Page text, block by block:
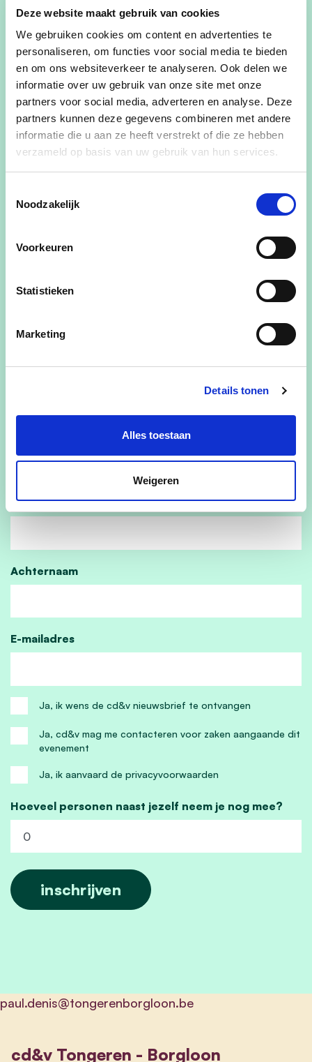
Deze website maakt gebruik van cookies
We gebruiken cookies om content en advertenties te
personaliseren, om functies voor social media te bieden
en om ons websiteverkeer te analyseren. Ook delen we
informatie over uw gebruik van onze site met onze
partners voor social media, adverteren en analyse. Deze
partners kunnen deze gegevens combineren met andere
informatie die u aan ze heeft verstrekt of die ze hebben
verzameld op basis van uw gebruik van hun services.
Noodzakelijk
Voorkeuren
Statistieken
Marketing
Details tonen
Alles toestaan
Weigeren
zwerfvuil op in heel Limburg. Met deze actie geven
wij samen duidelijk aan dat afval achteloos
wegwerpen als zwerfvuil niet kan.
Op
zaterdag 14 maart 2026 doen wij met
Tongeren-Borgloonmee aan de STRAAT.NET-
opruimactie. Die dag gaan we samen zwerfvuil
opruimen in Riksingen.
vooral dat iedereen welkom is om mee te helpen!
🧤Materiaal wordt voorzien
Voornaam
Achternaam
E-mailadres
Ja, ik wens de cd&v nieuwsbrief te ontvangen
Ja, cd&v mag me contacteren voor zaken aangaande dit
evenement
Ja, ik aanvaard de privacyvoorwaarden
Hoeveel personen naast jezelf neem je nog mee?
paul.denis@tongerenborgloon.be
cd&v Tongeren - Borgloon